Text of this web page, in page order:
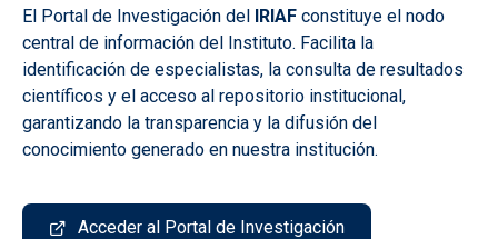
El Portal de Investigación del IRIAF constituye el nodo
central de información del Instituto. Facilita la
identificación de especialistas, la consulta de resultados
científicos y el acceso al repositorio institucional,
garantizando la transparencia y la difusión del
conocimiento generado en nuestra institución.
Acceder al Portal de Investigación